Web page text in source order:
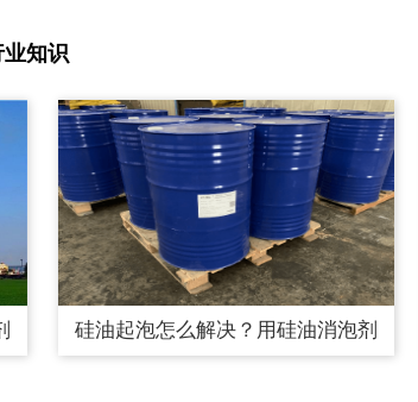
知识
硅油起泡怎么解决？用硅油消泡剂